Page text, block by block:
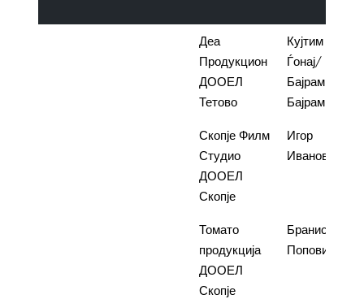
Деа
Продукцион
ДООЕЛ
Тетово
Кујтим
Ѓонај/
Бајрам
Бајрами
Скопје Филм
Студио
ДООЕЛ
Скопје
Игор
Иванов
Томато
продукција
ДООЕЛ
Скопје
Бранислав
Поповиќ